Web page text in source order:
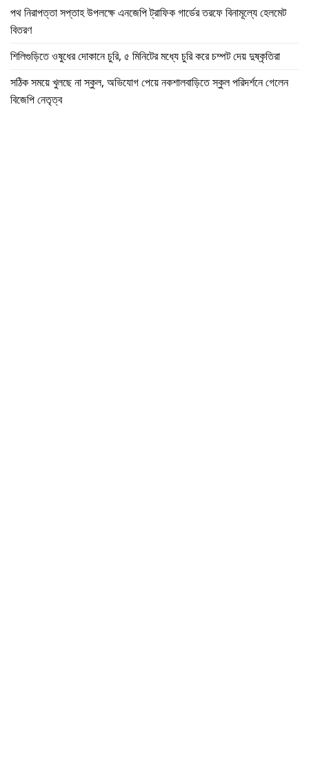
পথ নিরাপত্তা সপ্তাহ উপলক্ষে এনজেপি ট্রাফিক গার্ডের তরফে বিনামূল্যে হেলমেট
বিতরণ
শিলিগুড়িতে ওষুধের দোকানে চুরি, ৫ মিনিটের মধ্যে চুরি করে চম্পট দেয় দুষ্কৃতিরা
সঠিক সময়ে খুলছে না স্কুল, অভিযোগ পেয়ে নকশালবাড়িতে স্কুল পরিদর্শনে গেলেন
বিজেপি নেতৃত্ব